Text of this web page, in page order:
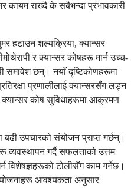
कायम राख्दै के सबैभन्दा प्रभावकारी
हटाउन शल्यक्रिया, क्यान्सर
र क्यान्सर कोषहरू मार्न उच्च-
समावेश छन्। नयाँ दृष्टिकोणहरूमा
प्रणालीलाई क्यान्सरसँग लड्न
क्यान्सर कोष सुविधाहरूमा आक्रमण
उपचारको संयोजन प्राप्त गर्छन्।
गर्दै सफलताको उत्तम
विशेषज्ञहरूको टोलीसँग काम गर्नेछ।
योजनाहरू आवश्यकता अनुसार